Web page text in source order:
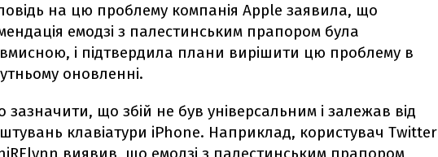
на цю проблему компанія Apple заявила, що
емодзі з палестинським прапором була
і підтвердила плани вирішити цю проблему в
оновленні.
зазначити, що збій не був універсальним і залежав від
клавіатури iPhone. Наприклад, користувач Twitter